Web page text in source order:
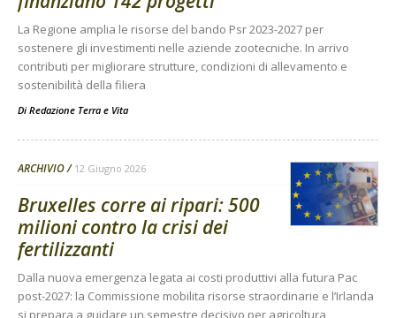
La Regione amplia le risorse del bando Psr 2023-2027 per
sostenere gli investimenti nelle aziende zootecniche. In arrivo
contributi per migliorare strutture, condizioni di allevamento e
sostenibilità della filiera
Di Redazione Terra e Vita
ARCHIVIO 12 Giugno 2026
Bruxelles corre ai ripari: 500
milioni contro la crisi dei
fertilizzanti
Dalla nuova emergenza legata ai costi produttivi alla futura Pac
post-2027: la Commissione mobilita risorse straordinarie e l’Irlanda
si prepara a guidare un semestre decisivo per agricoltura,